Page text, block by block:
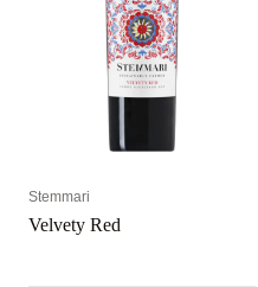
Stemmari
Velvety Red